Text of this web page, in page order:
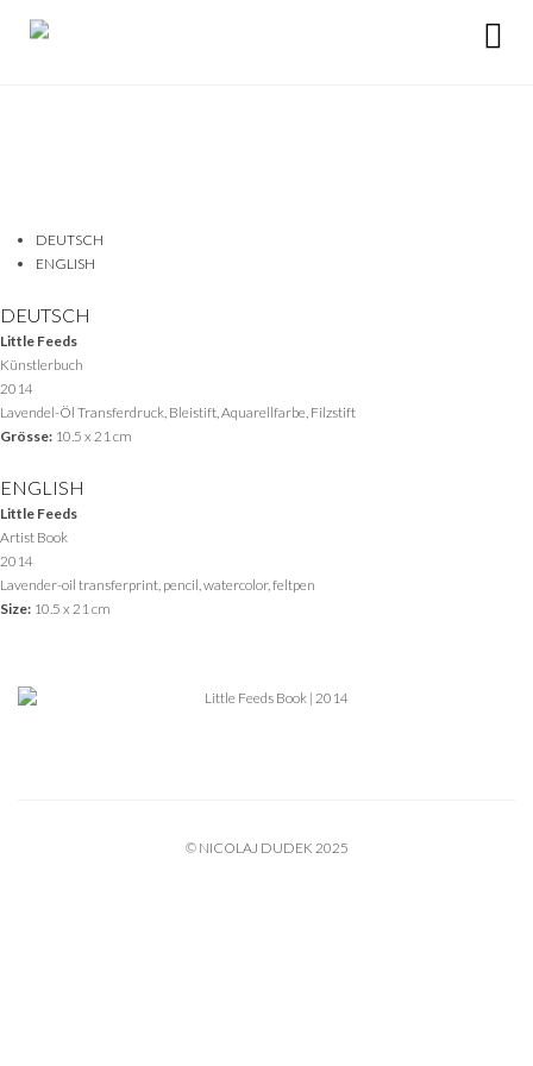
DEUTSCH
ENGLISH
DEUTSCH
Little Feeds
Künstlerbuch
2014
Lavendel-Öl Transferdruck, Bleistift, Aquarellfarbe, Filzstift
Grösse: 10.5 x 21 cm
ENGLISH
Little Feeds
Artist Book
2014
Lavender-oil transferprint, pencil, watercolor, feltpen
Size: 10.5 x 21 cm
© NICOLAJ DUDEK 2025